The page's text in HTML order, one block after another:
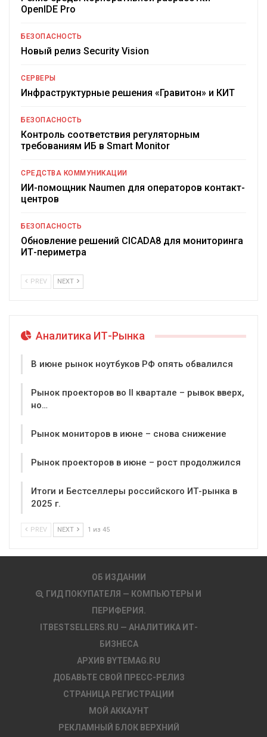
OpenIDE Pro
БЕЗОПАСНОСТЬ
Новый релиз Security Vision
СЕРВЕРЫ
Инфраструктурные решения «Гравитон» и КИТ
БЕЗОПАСНОСТЬ
Контроль соответствия регуляторным
требованиям ИБ в Smart Monitor
СРЕДСТВА КОММУНИКАЦИИ
ИИ-помощник Naumen для операторов контакт-
центров
БЕЗОПАСНОСТЬ
Обновление решений CICADA8 для мониторинга
ИТ-периметра
PREV NEXT
Аналитика ИТ-Рынка
В июне рынок ноутбуков РФ опять обвалился
Рынок проекторов во II квартале – рывок вверх,
но…
Рынок мониторов в июне – снова снижение
Рынок проекторов в июне – рост продолжился
Итоги и Бестселлеры российского ИТ-рынка в
2025 г.
PREV NEXT 1 из 45
ОБ ИЗДАНИИ
ГИД ПОКУПАТЕЛЯ — КОМПЬЮТЕРЫ И
ПЕРИФЕРИЯ.
ITBESTSELLERS.RU — АНАЛИТИКА ИТ-
БИЗНЕСА
АРХИВ BYTEMAG.RU
ДОБАВЬТЕ СВОЙ ПРЕСС-РЕЛИЗ
СТРАНИЦА РЕГИСТРАЦИИ
МОЙ АККАУНТ
РЕКЛАМНЫЙ БЛОК ВЕРХНИЙ